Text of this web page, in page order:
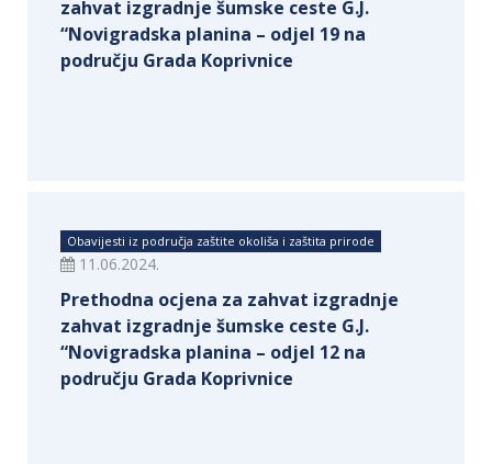
zahvat izgradnje šumske ceste G.J.
“Novigradska planina – odjel 19 na
području Grada Koprivnice
Obavijesti iz područja zaštite okoliša i zaštita prirode
11.06.2024.
Prethodna ocjena za zahvat izgradnje
zahvat izgradnje šumske ceste G.J.
“Novigradska planina – odjel 12 na
području Grada Koprivnice